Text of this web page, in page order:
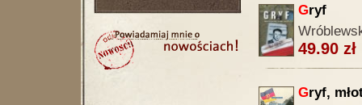
Gryf
49.90 zł
Gryf,